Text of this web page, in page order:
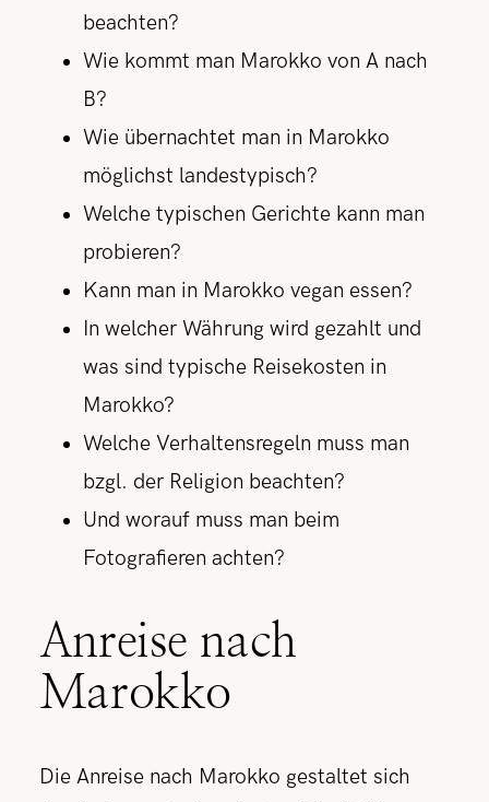
beachten?
Wie kommt man Marokko von A nach
B?
Wie übernachtet man in Marokko
möglichst landestypisch?
Welche typischen Gerichte kann man
probieren?
Kann man in Marokko vegan essen?
In welcher Währung wird gezahlt und
was sind typische Reisekosten in
Marokko?
Welche Verhaltensregeln muss man
bzgl. der Religion beachten?
Und worauf muss man beim
Fotografieren achten?
Anreise nach
Marokko
Die Anreise nach Marokko gestaltet sich